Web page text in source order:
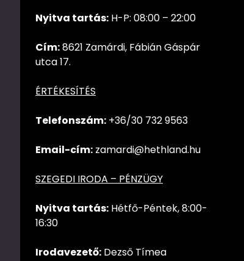
Nyitva tartás: H-P: 08:00 – 22:00
Cím:8621 Zamárdi, Fábián Gáspár
utca 17.
ÉRTÉKESÍTÉS
Telefonszám: +36/30 7329563
Email-cím: zamardi@hethland.hu
SZEGEDI IRODA – PÉNZÜGY
Nyitva tartás: Hétfő-Péntek, 8:00-
16:30
Irodavezető: Dezső Tímea